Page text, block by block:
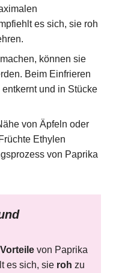
es sich, sie roh
können sie
Beim Einfrieren
und in Stücke
von Äpfeln oder
Ethylen
von Paprika
von Paprika
es sich, sie roh zu